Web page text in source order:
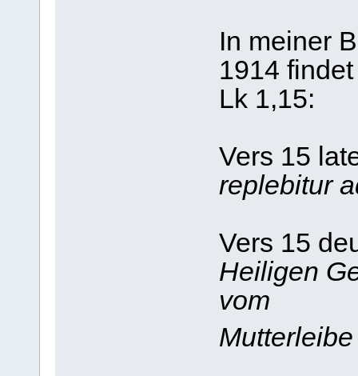
In meiner
1914
Lk 1,15:
Vers 15
replebitur
Vers 15
Heiligen
vom